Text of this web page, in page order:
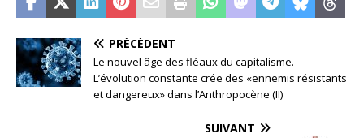
PRÉCÉDENT
Le nouvel âge des fléaux du capitalisme.
L’évolution constante crée des «ennemis résistants
et dangereux» dans l’Anthropocène (II)
SUIVANT